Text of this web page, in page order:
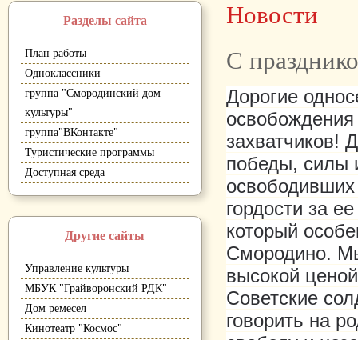
Разделы сайта
План работы
Одноклассники
группа "Смородинский дом
культуры"
группа"ВКонтакте"
Туристические программы
Доступная среда
Другие сайты
Управление культуры
МБУК "Грайворонский РДК"
Дом ремесел
Кинотеатр "Космос"
Новости
С
Дорогие
захватчиков!
победы, силы
гордости за
который
Смородино.
высокой
Советские
говорить на